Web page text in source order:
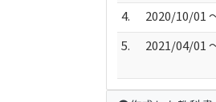
4.
2020/10/01
5.
2021/04/01